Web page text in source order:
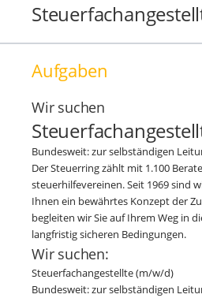
Aufgaben
Wir suchen
Bundesweit: zur selbständigen
Der Steuerring zählt mit 1.100
steuer­hilfe­vereinen. Seit 1969 sind
Ihnen ein bewährtes Konzept der
begleiten wir Sie auf Ihrem Weg in
langfristig sicheren Bedingungen.
Wir suchen:
Steuerfachangestellte (m/w/d)
Bundesweit: zur selbständigen